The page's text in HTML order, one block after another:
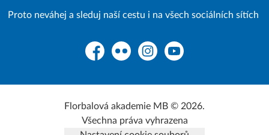
Proto neváhej a sleduj naší cestu i na všech sociálních sítích
FacebookFlickr InstagramYouTube
Florbalová akademie MB © 2026.
Všechna práva vyhrazena